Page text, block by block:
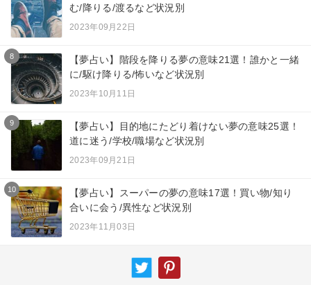
む/降りる/渡るなど状況別
2023年09月22日
8
【夢占い】階段を降りる夢の意味21選！誰かと一緒
に/駆け降りる/怖いなど状況別
2023年10月11日
9
【夢占い】目的地にたどり着けない夢の意味25選！
道に迷う/学校/職場など状況別
2023年09月21日
10
【夢占い】スーパーの夢の意味17選！買い物/知り
合いに会う/異性など状況別
2023年11月03日